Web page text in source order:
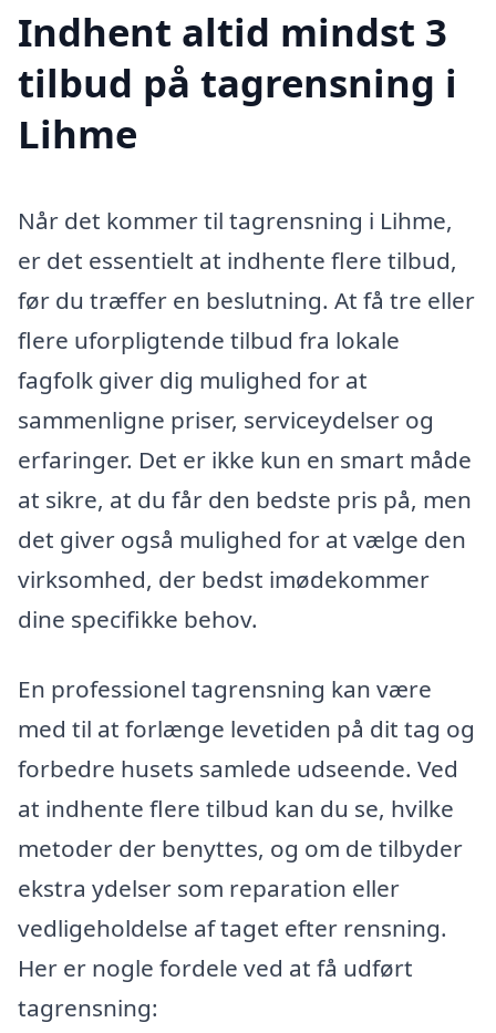
Indhent altid mindst 3
tilbud på tagrensning i
Lihme
Når det kommer til tagrensning i Lihme,
er det essentielt at indhente flere tilbud,
før du træffer en beslutning. At få tre eller
flere uforpligtende tilbud fra lokale
fagfolk giver dig mulighed for at
sammenligne priser, serviceydelser og
erfaringer. Det er ikke kun en smart måde
at sikre, at du får den bedste pris på, men
det giver også mulighed for at vælge den
virksomhed, der bedst imødekommer
dine specifikke behov.
En professionel tagrensning kan være
med til at forlænge levetiden på dit tag og
forbedre husets samlede udseende. Ved
at indhente flere tilbud kan du se, hvilke
metoder der benyttes, og om de tilbyder
ekstra ydelser som reparation eller
vedligeholdelse af taget efter rensning.
Her er nogle fordele ved at få udført
tagrensning: